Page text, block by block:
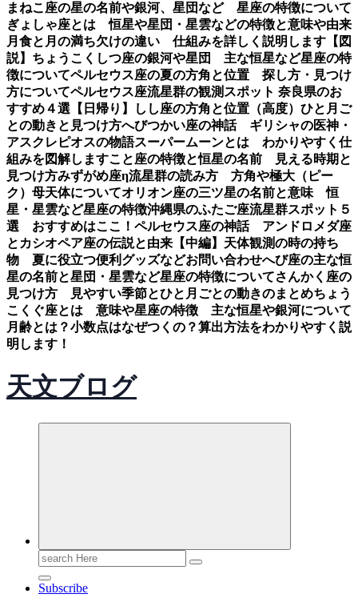
まねこ座の星の名前や銀河、星団など 星座の特徴について
ぎょしゃ座とは 恒星や星団・星雲などの特徴と意味や由来
月食と月の満ち欠けの違い 仕組みを詳しく説明します【図
説】 ちょうこくしつ座の銀河や星団 主な恒星など星座の特
徴についてペルセウス座の夏の方角と位置 探し方・見つけ
方についてペルセウス座流星群の観測スポット 奈良県のお
すすめ４選【日帰り】
しし座の方角と位置（高度）ひと月ご
との動きと見つけ方へびつかい座の神話 ギリシャの医神・
アスクレピオスの物語スーパームーンとは わかりやすく仕
組みを図解しますこと座の特徴と恒星の名前 見える時期と
見つけ方みずがめ座η流星群の読み方 方角や極大（ピー
ク）母天体についてオリオン座の三ツ星の名前と意味 恒
星・星雲など星座の特徴沖縄県のふたご座流星群スポット５
選 おすすめはここ！ ペルセウス座の神話 アンドロメダ座
とカシオペア座の伝説と由来【中編】 天体観測の時の持ち
物 夏に役立つ便利グッズなどお問い合わせへび座の主な恒
星の名前と星団・星雲など星座の特徴についてさんかく座の
見つけ方 見やすい季節とひと月ごとの動きのまとめちょう
こくぐ座とは 意味や星座の特徴 主な恒星や銀河について
月齢とは？小数点はなぜつくの？算出方法をわかりやすく説
明します！
天文ブログ
Search
for:
Subscribe